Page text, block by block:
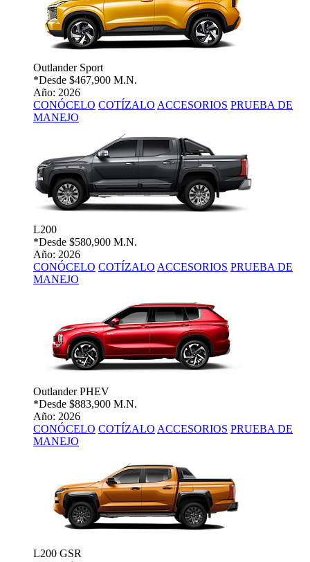
Outlander Sport
*Desde $467,900 M.N.
Año: 2026
CONÓCELO COTÍZALO ACCESORIOS PRUEBA DE
MANEJO
L200
*Desde $580,900 M.N.
Año: 2026
CONÓCELO COTÍZALO ACCESORIOS PRUEBA DE
MANEJO
Outlander PHEV
*Desde $883,900 M.N.
Año: 2026
CONÓCELO COTÍZALO ACCESORIOS PRUEBA DE
MANEJO
L200 GSR